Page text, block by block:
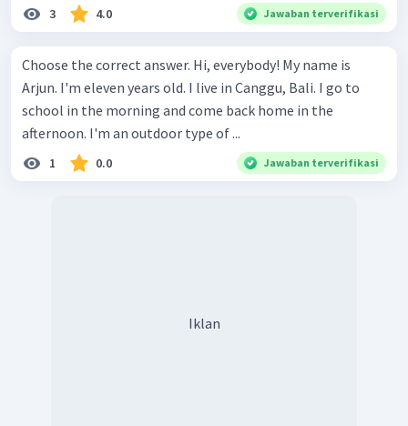
3 4.0 Jawaban terverifikasi
Choose the correct answer. Hi, everybody! My name is
Arjun. I'm eleven years old. I live in Canggu, Bali. I go to
school in the morning and come back home in the
afternoon. I'm an outdoor type of ...
1 0.0 Jawaban terverifikasi
Iklan